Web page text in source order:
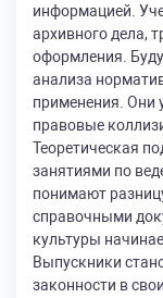
информацией.
архивного дела,
оформления.
анализа
применения. Они
правовые
Теоретическая
занятиями по
понимают
справочными
культуры
Выпускники
законности в